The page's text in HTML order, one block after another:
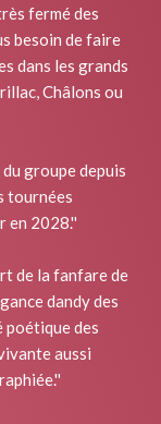
fermé des
besoin de faire
dans les grands
Châlons ou
groupe depuis
tournées
en 2028.''
de la fanfare de
dandy des
poétique des
aussi